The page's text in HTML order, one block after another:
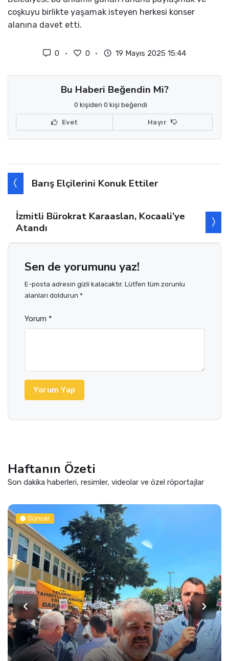
coşkuyu birlikte yaşamak isteyen herkesi konser
alanına davet etti.
0 0 19 Mayıs 2025 15:44
Bu Haberi Beğendin Mi?
0 kişiden 0 kişi beğendi
Evet Hayır
Barış Elçilerini Konuk Ettiler
İzmitli Bürokrat Karaaslan, Kocaali’ye
Atandı
Sen de yorumunu yaz!
E-posta adresin gizli kalacaktır. Lütfen tüm zorunlu
alanları doldurun *
Yorum *
Yorum Yap
Haftanın Özeti
Son dakika haberleri, resimler, videolar ve özel röportajlar
Güncel